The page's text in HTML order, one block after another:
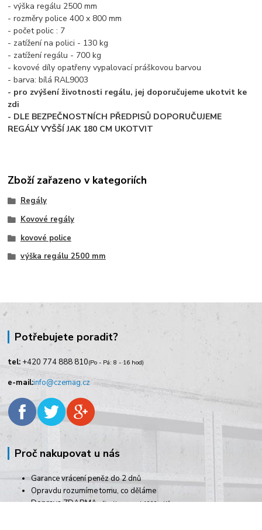
- výška regálu 2500 mm
- rozměry police 400 x 800 mm
- počet polic : 7
- zatížení na polici - 130 kg
- zatížení regálu - 700 kg
- kovové díly opatřeny vypalovací práškovou barvou
- barva: bílá RAL9003
- pro zvýšení životnosti regálu, jej doporučujeme ukotvit ke
zdi
- DLE BEZPEČNOSTNÍCH PŘEDPISŮ DOPORUČUJEME
REGÁLY VYŠŠÍ JAK 180 CM UKOTVIT
Zboží zařazeno v kategoriích
Regály
Kovové regály
kovové police
výška regálu 2500 mm
Potřebujete poradit?
tel: +420 774 888 810(Po - Pá: 8 - 16 hod)
e-mail:info@czemag.cz
Proč nakupovat u nás
Garance vrácení peněz do 2 dnů
Opravdu rozumíme tomu, co děláme
Doprava ZDARMApři nákupu nad 1000,- Kč